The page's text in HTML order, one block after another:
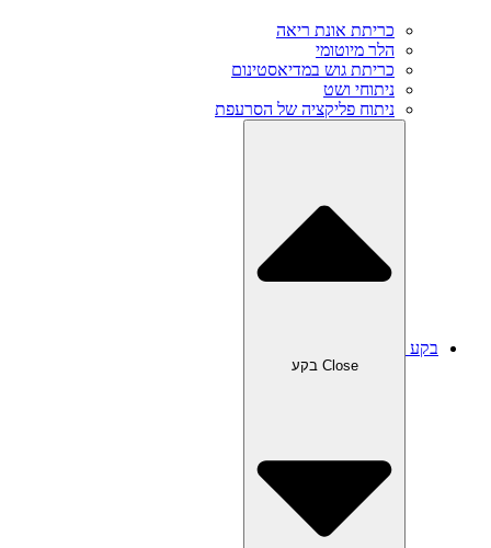
כריתת אונת ריאה‎
הלר מיוטומי
כריתת גוש במדיאסטינום
ניתוחי ושט
ניתוח פליקציה של הסרעפת
בקע
Close בקע